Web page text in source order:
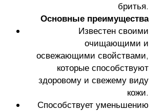
бритья.
Основные преимущества
Известен своими
очищающими и
освежающими свойствами,
которые способствуют
здоровому и свежему виду
кожи.
Способствует уменьшению